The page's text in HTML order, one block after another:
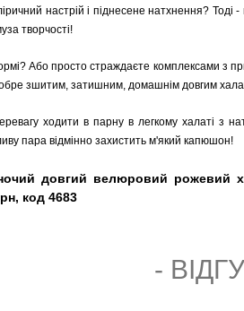
настрій і піднесене натхнення?
творчості!
Або просто страждаєте комплексами з
зшитим, затишним, домашнім довгим
ходити в парну в легкому халаті з
пара відмінно захистить м'який капюшон!
довгий велюровий рожевий
код 4683
-